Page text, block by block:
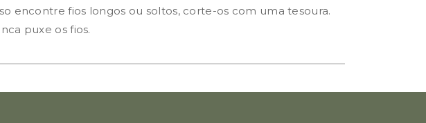
encontre fios longos ou soltos, corte-os com uma tesoura.
puxe os fios.